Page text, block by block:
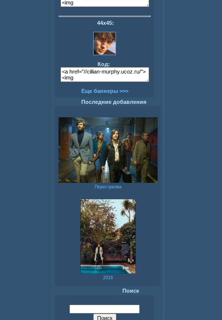
44х45:
Код:
Еще баннеры >>>
Последние добавления
Перестрелка
2016
Поиск